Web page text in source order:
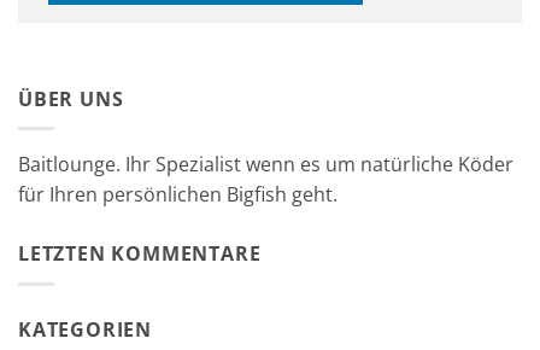
ÜBER UNS
Baitlounge. Ihr Spezialist wenn es um natürliche Köder
für Ihren persönlichen Bigfish geht.
LETZTEN KOMMENTARE
KATEGORIEN